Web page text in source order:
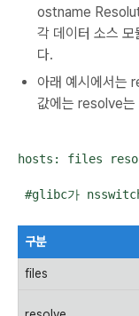
ostname
각 데이터 소스 모
다.
아래 예시에서는
값에는 resolve는
hosts: files
#glibc가
구분
files